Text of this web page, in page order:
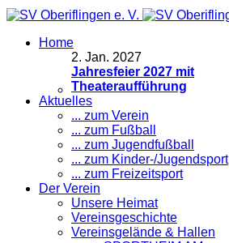
Home
2. Jan. 2027
Jahresfeier 2027 mit
Theateraufführung
Aktuelles
... zum Verein
... zum Fußball
... zum Jugendfußball
... zum Kinder-/Jugendsport
... zum Freizeitsport
Der Verein
Unsere Heimat
Vereinsgeschichte
Vereinsgelände & Hallen